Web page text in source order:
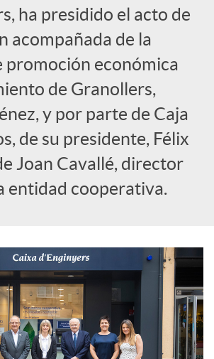
ha presidido el acto de
acompañada de la
promoción económica
de Granollers,
y por parte de Caja
de su presidente, Félix
Joan Cavallé, director
entidad cooperativa.